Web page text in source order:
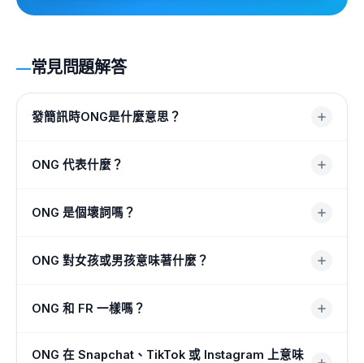
常見問題解答
發簡訊時ONG是什麼意思？
在簡訊中，ONG 的意思是「On God」。它用來發誓某事是
ONG 代表什麼？
ONG 代表「論上帝」。這是口語短語“on God”的縮寫版，
ONG 是個壞詞嗎？
不。 ONG 不是髒話，也不是冒犯性的。它確實提到了上
ONG 對女孩或男孩意味著什麼？
無論是誰發送的，含義都是一樣的：“On God”，用於發誓
ONG 和 FR 一樣嗎？
它們很接近但不完全相同。 FR 的意思是“for real”，確認某
ONG 在 Snapchat、TikTok 或 Instagram 上意味